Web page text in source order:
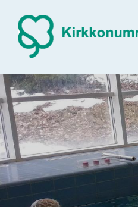
Siirry
sivun
sisältöön
Sivuston etusivulle